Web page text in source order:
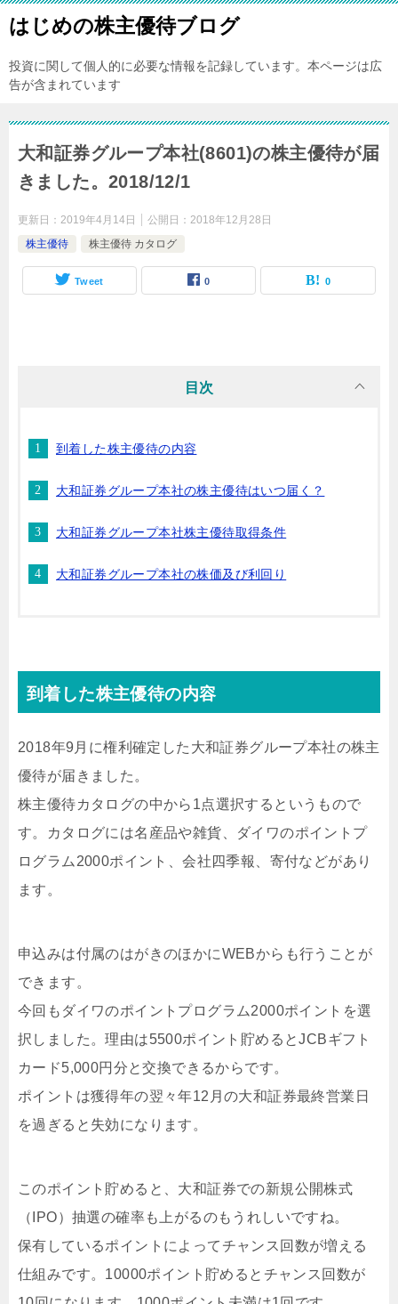
はじめの株主優待ブログ
投資に関して個人的に必要な情報を記録しています。本ページは広
告が含まれています
大和証券グループ本社(8601)の株主優待が届
きました。2018/12/1
更新日： 2019年4月14日 公開日： 2018年12月28日
株主優待
株主優待 カタログ
Tweet 0 0
目次
到着した株主優待の内容
大和証券グループ本社の株主優待はいつ届く？
大和証券グループ本社株主優待取得条件
大和証券グループ本社の株価及び利回り
到着した株主優待の内容
2018年9月に権利確定した大和証券グループ本社の株主
優待が届きました。
株主優待カタログの中から1点選択するというもので
す。カタログには名産品や雑貨、ダイワのポイントプ
ログラム2000ポイント、会社四季報、寄付などがあり
ます。
申込みは付属のはがきのほかにWEBからも行うことが
できます。
今回もダイワのポイントプログラム2000ポイントを選
択しました。理由は5500ポイント貯めるとJCBギフト
カード5,000円分と交換できるからです。
ポイントは獲得年の翌々年12月の大和証券最終営業日
を過ぎると失効になります。
このポイント貯めると、大和証券での新規公開株式
（IPO）抽選の確率も上がるのもうれしいですね。
保有しているポイントによってチャンス回数が増える
仕組みです。10000ポイント貯めるとチャンス回数が